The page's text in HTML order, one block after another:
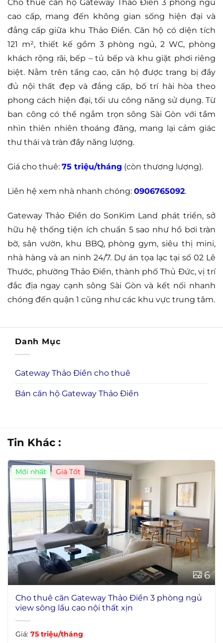
Cho thuê căn hộ Gateway Thảo Điền 3 phòng ngủ
cao cấp, mang đến không gian sống hiện đại và
đẳng cấp giữa khu Thảo Điền. Căn hộ có diện tích
121 m², thiết kế gồm 3 phòng ngủ, 2 WC, phòng
khách rộng rãi, bếp – tủ bếp và khu giặt phơi riêng
biệt. Nằm trên tầng cao, căn hộ được trang bị đầy
đủ nội thất đẹp và đẳng cấp, bố trí hài hòa theo
phong cách hiện đại, tối ưu công năng sử dụng. Từ
ban công có thể ngắm trọn sông Sài Gòn với tầm
nhìn thiên nhiên thoáng đãng, mang lại cảm giác
thư thái và tràn đầy năng lượng.
Giá cho thuê: 75 triệu/tháng (còn thương lượng).
Liên hệ xem nhà nhanh chóng: 0906765092.
Gateway Thảo Điền do SonKim Land phát triển, sở
hữu hệ thống tiện ích chuẩn 5 sao như hồ bơi tràn
bờ, sân vườn, khu BBQ, phòng gym, siêu thị mini,
nhà hàng và an ninh 24/7. Dự án tọa lạc tại số 02 Lê
Thước, phường Thảo Điền, thành phố Thủ Đức, vị trí
đắc địa ngay cạnh sông Sài Gòn và kết nối nhanh
chóng đến quận 1 cũng như các khu vực trung tâm.
Danh Mục
Gateway Thảo Điền cho thuê
Bán căn hộ Gateway Thảo Điền
Tin Khác :
Mới nhất
6
Cho thuê căn Gateway Thảo Điền 3 phòng ngủ
view sông lầu cao nội thất xịn
Giá: 75 triệu/tháng